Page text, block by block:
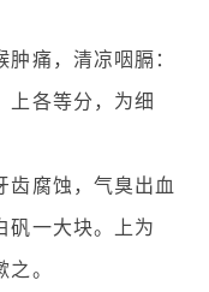
肿痛，清凉咽膈：
上各等分，为细
齿腐蚀，气臭出血
矾一大块。上为
。